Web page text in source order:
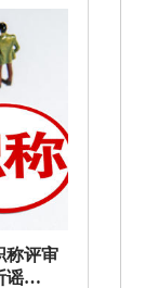
称评审
谣